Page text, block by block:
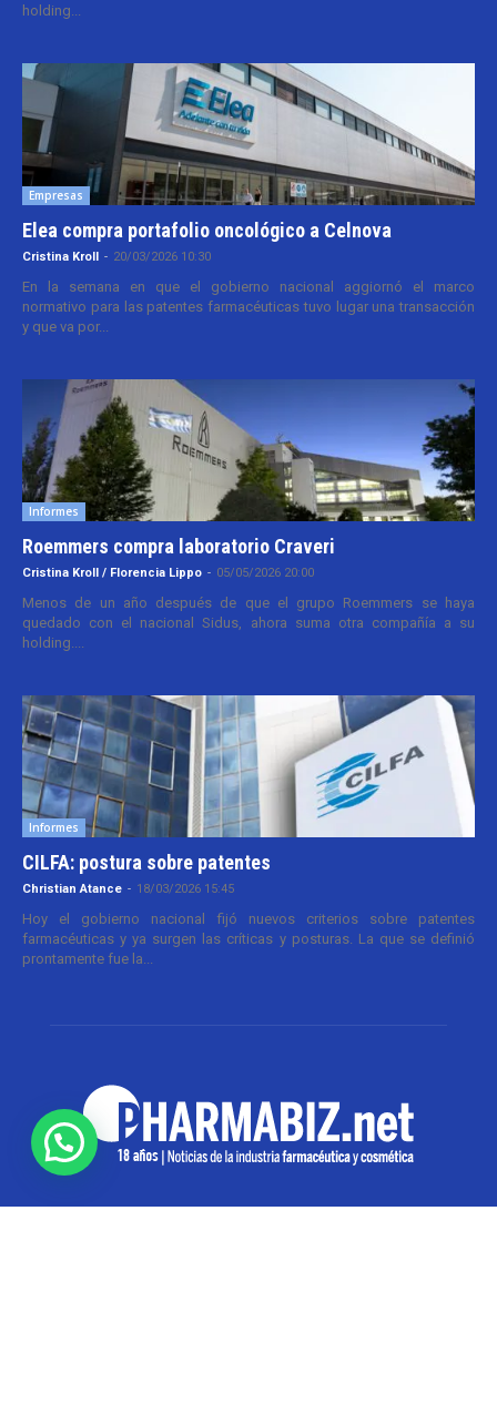
holding...
Empresas
Elea compra portafolio oncológico a Celnova
Cristina Kroll - 20/03/2026 10:30
En la semana en que el gobierno nacional aggiornó el marco
normativo para las patentes farmacéuticas tuvo lugar una transacción
y que va por...
Informes
Roemmers compra laboratorio Craveri
Cristina Kroll / Florencia Lippo - 05/05/2026 20:00
Menos de un año después de que el grupo Roemmers se haya
quedado con el nacional Sidus, ahora suma otra compañía a su
holding....
Informes
CILFA: postura sobre patentes
Christian Atance - 18/03/2026 15:45
Hoy el gobierno nacional fijó nuevos criterios sobre patentes
farmacéuticas y ya surgen las críticas y posturas. La que se definió
prontamente fue la...